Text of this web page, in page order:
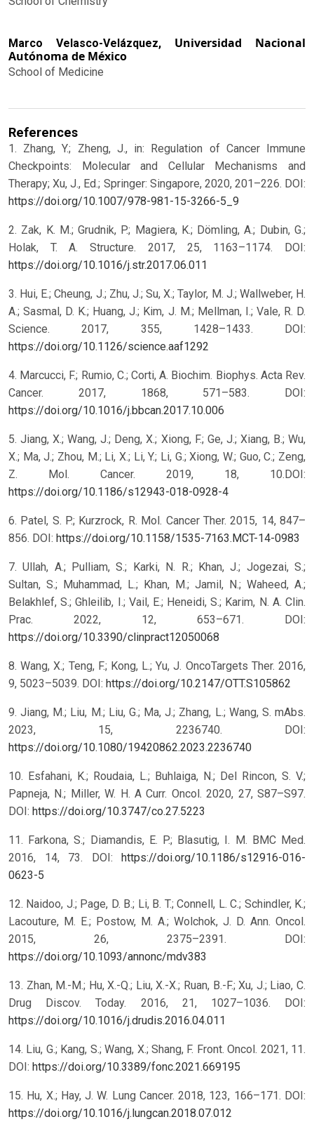
Marco Velasco-Velázquez, Universidad Nacional
Autónoma de México
School of Medicine
References
1. Zhang, Y.; Zheng, J., in: Regulation of Cancer Immune
Checkpoints: Molecular and Cellular Mechanisms and
Therapy; Xu, J., Ed.; Springer: Singapore, 2020, 201–226. DOI:
https://doi.org/10.1007/978-981-15-3266-5_9
2. Zak, K. M.; Grudnik, P.; Magiera, K.; Dömling, A.; Dubin, G.;
Holak, T. A. Structure. 2017, 25, 1163–1174. DOI:
https://doi.org/10.1016/j.str.2017.06.011
3. Hui, E.; Cheung, J.; Zhu, J.; Su, X.; Taylor, M. J.; Wallweber, H.
A.; Sasmal, D. K.; Huang, J.; Kim, J. M.; Mellman, I.; Vale, R. D.
Science. 2017, 355, 1428–1433. DOI:
https://doi.org/10.1126/science.aaf1292
4. Marcucci, F.; Rumio, C.; Corti, A. Biochim. Biophys. Acta Rev.
Cancer. 2017, 1868, 571–583. DOI:
https://doi.org/10.1016/j.bbcan.2017.10.006
5. Jiang, X.; Wang, J.; Deng, X.; Xiong, F.; Ge, J.; Xiang, B.; Wu,
X.; Ma, J.; Zhou, M.; Li, X.; Li, Y.; Li, G.; Xiong, W.; Guo, C.; Zeng,
Z. Mol. Cancer. 2019, 18, 10.DOI:
https://doi.org/10.1186/s12943-018-0928-4
6. Patel, S. P.; Kurzrock, R. Mol. Cancer Ther. 2015, 14, 847–
856. DOI: https://doi.org/10.1158/1535-7163.MCT-14-0983
7. Ullah, A.; Pulliam, S.; Karki, N. R.; Khan, J.; Jogezai, S.;
Sultan, S.; Muhammad, L.; Khan, M.; Jamil, N.; Waheed, A.;
Belakhlef, S.; Ghleilib, I.; Vail, E.; Heneidi, S.; Karim, N. A. Clin.
Prac. 2022, 12, 653–671. DOI:
https://doi.org/10.3390/clinpract12050068
8. Wang, X.; Teng, F.; Kong, L.; Yu, J. OncoTargets Ther. 2016,
9, 5023–5039. DOI: https://doi.org/10.2147/OTT.S105862
9. Jiang, M.; Liu, M.; Liu, G.; Ma, J.; Zhang, L.; Wang, S. mAbs.
2023, 15, 2236740. DOI:
https://doi.org/10.1080/19420862.2023.2236740
10. Esfahani, K.; Roudaia, L.; Buhlaiga, N.; Del Rincon, S. V.;
Papneja, N.; Miller, W. H. A Curr. Oncol. 2020, 27, S87–S97.
DOI: https://doi.org/10.3747/co.27.5223
11. Farkona, S.; Diamandis, E. P.; Blasutig, I. M. BMC Med.
2016, 14, 73. DOI:
https://doi.org/10.1186/s12916-016-
0623-5
12. Naidoo, J.; Page, D. B.; Li, B. T.; Connell, L. C.; Schindler, K.;
Lacouture, M. E.; Postow, M. A.; Wolchok, J. D. Ann. Oncol.
2015, 26, 2375–2391. DOI:
https://doi.org/10.1093/annonc/mdv383
13. Zhan, M.-M.; Hu, X.-Q.; Liu, X.-X.; Ruan, B.-F.; Xu, J.; Liao, C.
Drug Discov. Today. 2016, 21, 1027–1036. DOI:
https://doi.org/10.1016/j.drudis.2016.04.011
14. Liu, G.; Kang, S.; Wang, X.; Shang, F. Front. Oncol. 2021, 11.
DOI: https://doi.org/10.3389/fonc.2021.669195
15. Hu, X.; Hay, J. W. Lung Cancer. 2018, 123, 166–171. DOI:
https://doi.org/10.1016/j.lungcan.2018.07.012